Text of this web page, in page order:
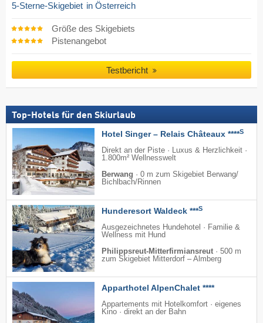
5-Sterne-Skigebiet in Österreich
Größe des Skigebiets
Pistenangebot
Testbericht
Top-Hotels für den Skiurlaub
Hotel Singer – Relais Châteaux ****S
Direkt an der Piste · Luxus & Herzlichkeit ·
1.800m² Wellnesswelt
Berwang · 0 m zum Skigebiet Berwang/​
Bichlbach/​Rinnen
Hunderesort Waldeck ***S
Ausgezeichnetes Hundehotel · Familie &
Wellness mit Hund
Philippsreut-Mitterfirmiansreut · 500 m
zum Skigebiet Mitterdorf – Almberg
Apparthotel AlpenChalet ****
Appartements mit Hotelkomfort · eigenes
Kino · direkt an der Bahn